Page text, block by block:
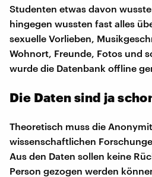
Studenten etwas davon
hingegen wussten fast alles
sexuelle Vorlieben,
Wohnort, Freunde, Fotos und
wurde die Datenbank offline
Die Daten sind ja
Theoretisch muss die
wissenschaftlichen
Aus den Daten sollen keine
Person gezogen werden